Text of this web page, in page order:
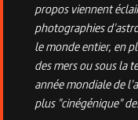
propos viennent
photographies
le monde entier, en
des mers ou sous la
année mondiale de
plus "cinégénique"